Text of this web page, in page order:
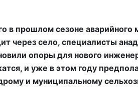
в прошлом сезоне аварийного
через село, специалисты
опоры для нового
и уже в этом году
и муниципальному